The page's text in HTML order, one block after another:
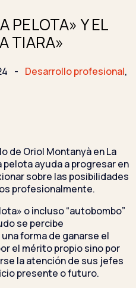
PELOTA» Y EL
TIARA»
- Desarrollo profesional,
de Oriol Montanyà en La
pelota ayuda a progresar en
sobre las posibilidades
profesionalmente.
o incluso “autobombo”
se percibe
forma de ganarse el
el mérito propio sino por
la atención de sus jefes
presente o futuro.